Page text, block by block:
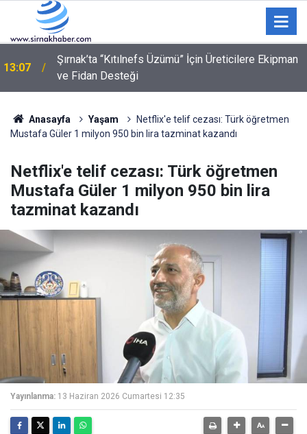
13:07
Şırnak’ta “Kıtılnefs Üzümü” İçin Üreticilere Ekipman
ve Fidan Desteği
Anasayfa Yaşam
Netflix'e telif cezası: Türk öğretmen
Mustafa Güler 1 milyon 950 bin lira tazminat kazandı
Netflix'e telif cezası: Türk öğretmen
Mustafa Güler 1 milyon 950 bin lira
tazminat kazandı
Yayınlanma: 13 Haziran 2026 Cumartesi 12:35